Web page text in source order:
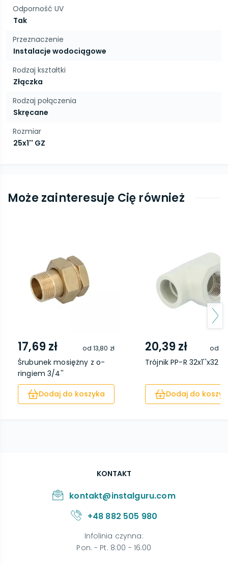
Odporność UV
Tak
Przeznaczenie
Instalacje wodociągowe
Rodzaj kształtki
Złączka
Rodzaj połączenia
Skręcane
Rozmiar
25x1'' GZ
Może zainteresuje Cię również
17,69 zł od 13,80 zł
Śrubunek mosiężny z o-
ringiem 3/4''
Dodaj do koszyka
20,39 zł od
Trójnik PP-R 32x1''x32
Dodaj do
KONTAKT
kontakt@instalguru.com
+48 882 505 980
Infolinia czynna:
Pon. - Pt. 8:00 - 16:00